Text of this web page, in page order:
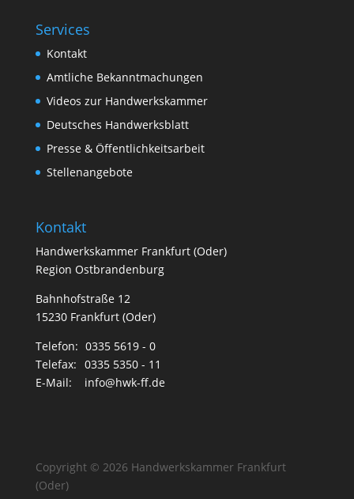
Services
Kontakt
Amtliche Bekanntmachungen
Videos zur Handwerkskammer
Deutsches Handwerksblatt
Presse & Öffentlichkeitsarbeit
Stellenangebote
Kontakt
Handwerkskammer Frankfurt (Oder)
Region Ostbrandenburg
Bahnhofstraße 12
15230 Frankfurt (Oder)
Telefon: 0335 5619 - 0
Telefax: 0335 5350 - 11
E-Mail:
info@hwk-ff.de
Copyright © 2026 Handwerkskammer Frankfurt
(Oder)